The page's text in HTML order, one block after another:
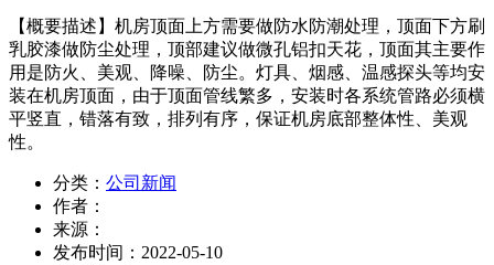
【概要描述】 机房顶面上方需要做防水防潮处理，顶面下方刷
乳胶漆做防尘处理，顶部建议做微孔铝扣天花，顶面其主要作
用是防火、美观、降噪、防尘。灯具、烟感、温感探头等均安
装在机房顶面，由于顶面管线繁多，安装时各系统管路必须横
平竖直，错落有致，排列有序，保证机房底部整体性、美观
性。
分类： 公司新闻
作者：
来源：
发布时间： 2022-05-10